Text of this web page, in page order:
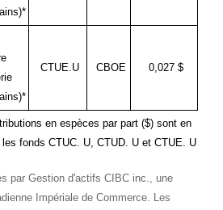
CTUE.U CBOE 0,027 $
en espèces par part ($) sont en
fonds CTUC. U, CTUD. U et CTUE. U
par Gestion d'actifs CIBC inc., une
Impériale de Commerce. Les